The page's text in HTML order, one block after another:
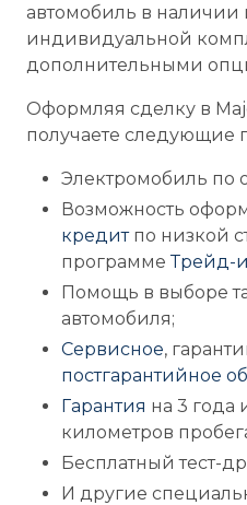
автомобиль в наличии
индивидуальной
дополнительными
Оформляя сделку в
получаете следующие
Электромобиль по
Возможность
кредитпо низкой
программеТрейд-
Помощь в выборе
автомобиля;
Сервисное,
постгарантийное
Гарантия на 3 года
километров
Бесплатный тест-
И другие